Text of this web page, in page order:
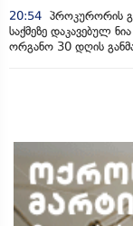
20:54 პროკურორის
საქმეზე დაკავებულ
ორგანო 30 დღის